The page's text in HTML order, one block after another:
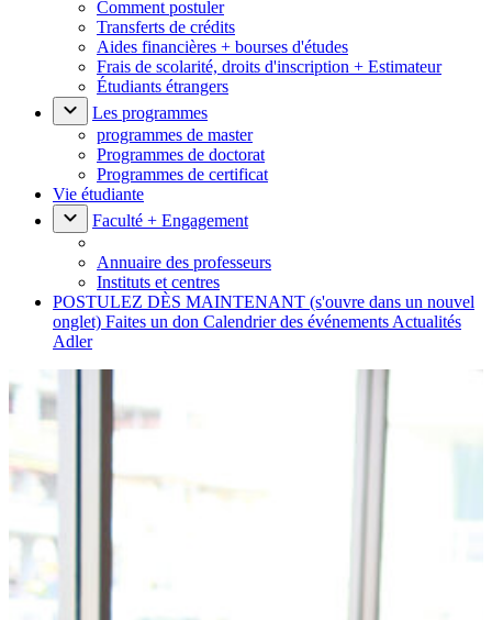
Comment postuler
Transferts de crédits
Aides financières + bourses d'études
Frais de scolarité, droits d'inscription + Estimateur
Étudiants étrangers
Les programmes
programmes de master
Programmes de doctorat
Programmes de certificat
Vie étudiante
Faculté + Engagement
Annuaire des professeurs
Instituts et centres
POSTULEZ DÈS MAINTENANT (s'ouvre dans un nouvel
onglet) Faites un don Calendrier des événements Actualités
Adler